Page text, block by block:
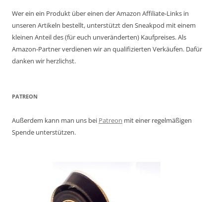
Wer ein ein Produkt über einen der Amazon Affiliate-Links in
unseren Artikeln bestellt, unterstützt den Sneakpod mit einem
kleinen Anteil des (für euch unveränderten) Kaufpreises. Als
Amazon-Partner verdienen wir an qualifizierten Verkäufen. Dafür
danken wir herzlichst.
PATREON
Außerdem kann man uns bei Patreon mit einer regelmäßigen
Spende unterstützen.